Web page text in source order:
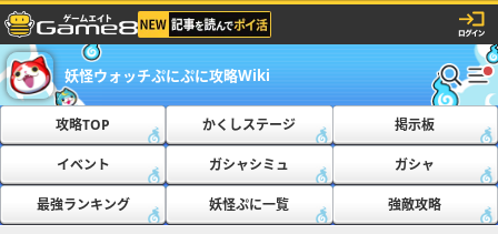
妖怪ウォッチぷにぷに攻略Wiki
攻略TOP かくしステージ 掲示板
イベント ガシャシミュ ガシャ
最強ランキング 妖怪ぷに一覧 強敵攻略